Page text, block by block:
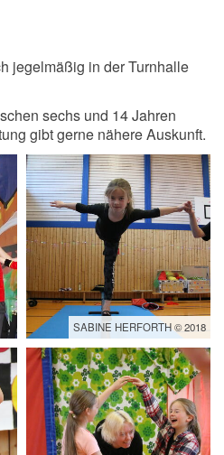
jegelmäßig in der Turnhalle
sechs und 14 Jahren
gibt gerne nähere Auskunft.
SABINE HERFORTH © 2018